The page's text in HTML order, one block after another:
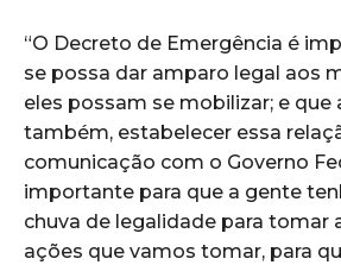
“O Decreto de Emergência é
se possa dar amparo legal aos
eles possam se mobilizar; e que
também, estabelecer essa
comunicação com o Governo
importante para que a gente
chuva de legalidade para tomar
ações que vamos tomar, para